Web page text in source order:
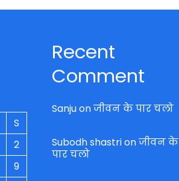
S
2
9
Recent
Comment
Sanjuonजीवन के पार चलो
Subodh shastrionजीवन के
पार चलो